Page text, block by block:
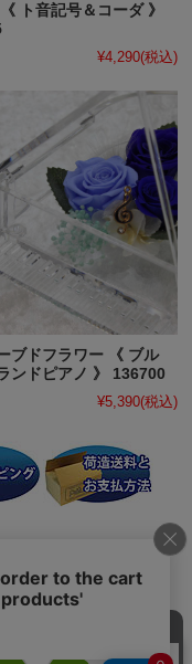
ト音記号＆コーダ 》
¥4,290(税込)
ブドフラワー 《 ブル
ンドピアノ 》 136700
¥5,390(税込)